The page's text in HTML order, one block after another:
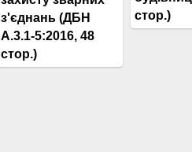
з'єднань (ДБН
А.3.1-5:2016, 48
стор.)
стор.)